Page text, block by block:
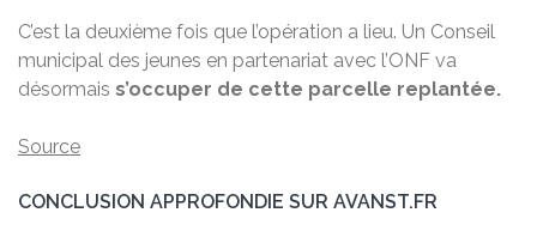
C’est la deuxième fois que l’opération a lieu. Un Conseil
municipal des jeunes en partenariat avec l’ONF va
désormais s’occuper de cette parcelle replantée.
Source
CONCLUSION APPROFONDIE SUR AVANST.FR